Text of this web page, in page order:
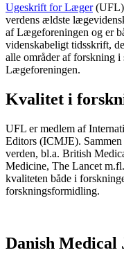
Ugeskrift for Læger(UFL)
verdens ældste
af Lægeforeningen og er
videnskabeligt tidsskrift,
alle områder af forskning i
Lægeforeningen.
Kvalitet i
UFL er medlem af
Editors (ICMJE).
verden, bl.a. British
Medicine, The Lancet
kvaliteten både i
forskningsformidling.
Danish Medical